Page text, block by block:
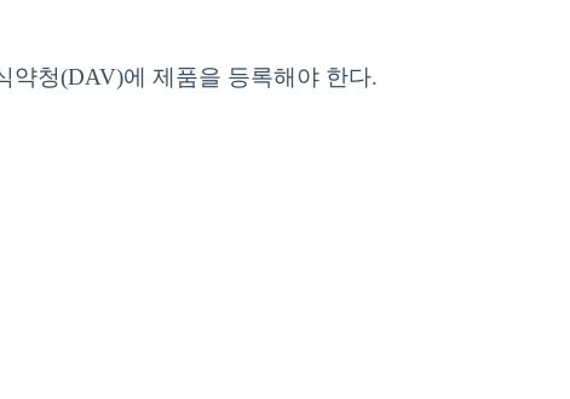
약청(DAV)에 제품을 등록해야 한다.